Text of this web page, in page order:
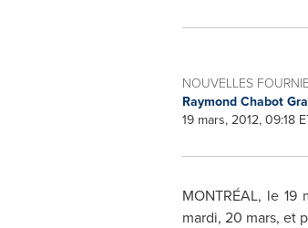
NOUVELLES
Raymond Chabot
19 mars, 2012, 09:18
MONTRÉAL, le 19
mardi, 20 mars, et